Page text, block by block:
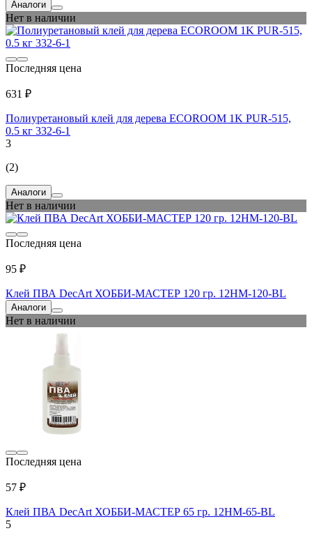
Аналоги
Нет в наличии
Последняя цена
631 ₽
Полиуретановый клей для дерева ECOROOM 1K PUR-515,
0.5 кг 332-6-1
3
(2)
Аналоги
Нет в наличии
Последняя цена
95 ₽
Клей ПВА DecArt ХОББИ-МАСТЕР 120 гр. 12HM-120-BL
Аналоги
Нет в наличии
Последняя цена
57 ₽
Клей ПВА DecArt ХОББИ-МАСТЕР 65 гр. 12HM-65-BL
5